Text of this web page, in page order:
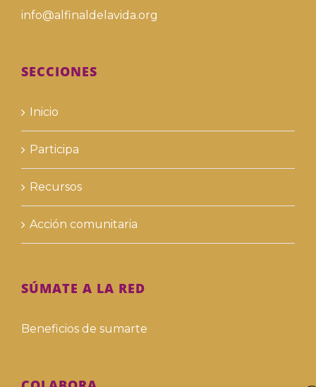
info@alfinaldelavida.org
SECCIONES
Inicio
Participa
Recursos
Acción comunitaria
SÚMATE A LA RED
Beneficios de sumarte